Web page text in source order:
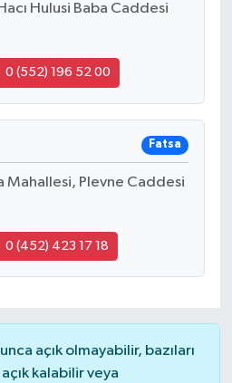
Hulusi Baba Caddesi
0 (552) 196 52 00
Fatsa
Mahallesi, Plevne Caddesi
0 (452) 423 17 18
açık olmayabilir, bazıları
kalabilir veya